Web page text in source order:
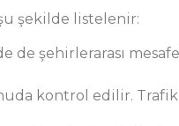
şekilde listelenir:
de şehirlerarası
kontrol edilir.